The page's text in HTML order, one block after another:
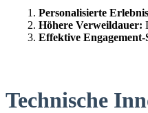
Personalisierte
Höhere Verweildauer:
Effektive Engagement-
Technische